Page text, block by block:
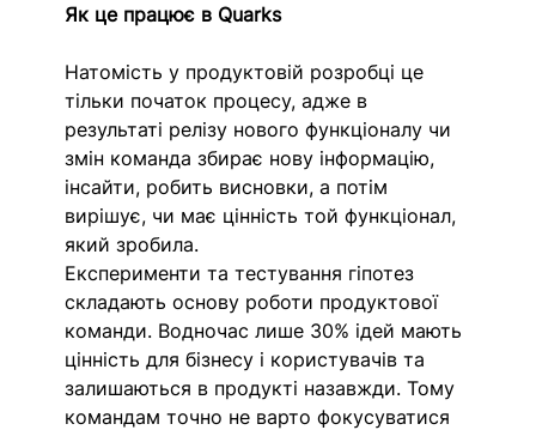
Як це працює в Quarks
Натомість у продуктовій розробці це
тільки початок процесу, адже в
результаті релізу нового функціоналу чи
змін команда збирає нову інформацію,
інсайти, робить висновки, а потім
вирішує, чи має цінність той функціонал,
який зробила.
Експерименти та тестування гіпотез
складають основу роботи продуктової
команди. Водночас лише 30% ідей мають
цінність для бізнесу і користувачів та
залишаються в продукті назавжди. Тому
командам точно не варто фокусуватися